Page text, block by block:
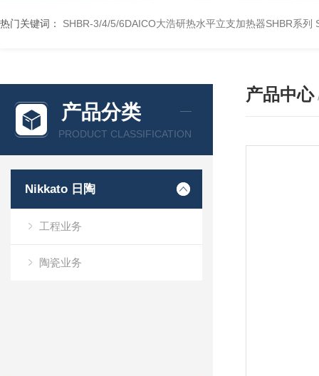
热门关键词： SHBR-3/4/5/6DAICO大浩研热水平立支加热器SHBR系列
产品分类
PRODUCT CLASSIFICATION
Nikkato 日陶
工程业务
陶瓷业务
产品中心